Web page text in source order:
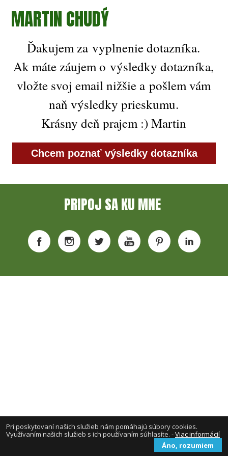
MARTIN CHUDÝ
Ďakujem za vyplnenie dotazníka.
Ak máte záujem o výsledky dotazníka,
vložte svoj email nižšie a pošlem vám
naň výsledky prieskumu.
Krásny deň prajem :) Martin
Chcem poznať výsledky dotazníka
PRIPOJ SA KU MNE
Pri poskytovaní našich služieb nám pomáhajú súbory cookies.
Využívaním našich služieb s ich používaním súhlasíte. -Viac informácií
Áno, rozumiem